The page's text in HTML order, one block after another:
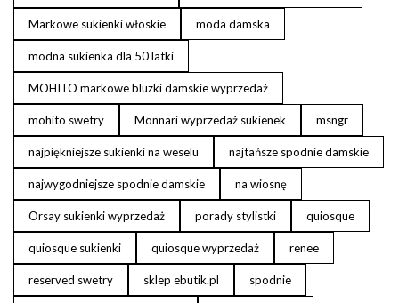
Markowe sukienki włoskie moda damska
modna sukienka dla 50 latki
MOHITO markowe bluzki damskie wyprzedaż
mohito swetry Monnari wyprzedaż sukienek msngr
najpiękniejsze sukienki na weselu najtańsze spodnie damskie
najwygodniejsze spodnie damskie na wiosnę
Orsay sukienki wyprzedaż porady stylistki quiosque
quiosque sukienki quiosque wyprzedaż renee
reserved swetry sklep ebutik.pl spodnie